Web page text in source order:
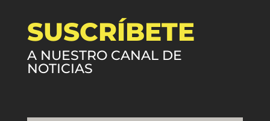
SUSCRÍBETE
A NUESTRO CANAL DE
NOTICIAS